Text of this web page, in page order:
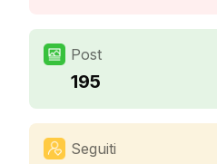
Post
195
Seguiti